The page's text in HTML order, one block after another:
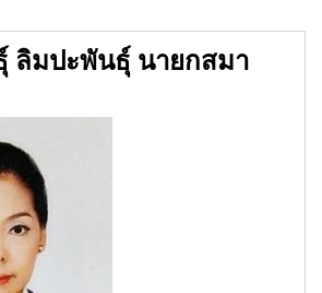
ลิมปะพันธุ์ นายกสมา